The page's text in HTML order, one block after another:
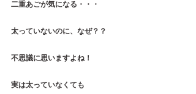
二重あごが気になる・・・
太っていないのに、なぜ？？
不思議に思いますよね！
実は太っていなくても